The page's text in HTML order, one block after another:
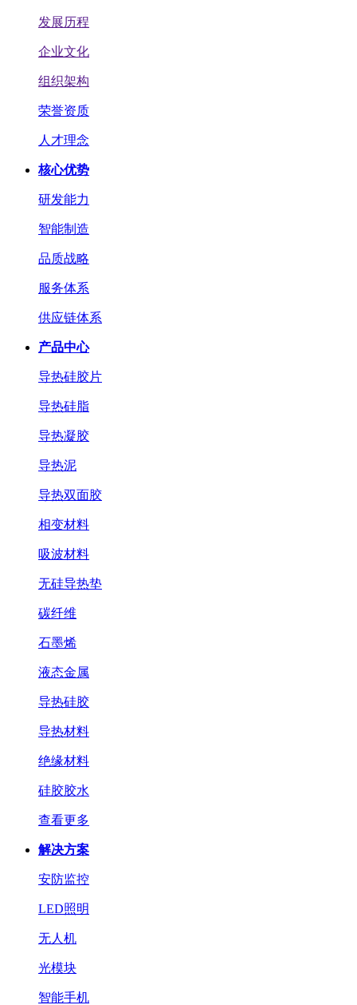
发展历程
企业文化
组织架构
荣誉资质
人才理念
核心优势
研发能力
智能制造
品质战略
服务体系
供应链体系
产品中心
导热硅胶片
导热硅脂
导热凝胶
导热泥
导热双面胶
相变材料
吸波材料
无硅导热垫
碳纤维
石墨烯
液态金属
导热硅胶
导热材料
绝缘材料
硅胶胶水
查看更多
解决方案
安防监控
LED照明
无人机
光模块
智能手机